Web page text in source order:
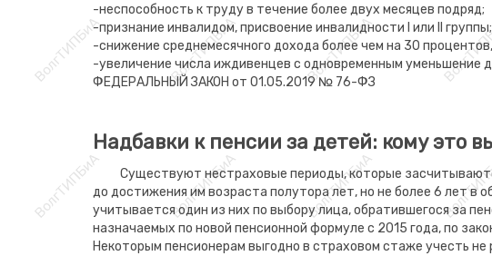
-неспособность к труду в течение более двух месяцев подряд;
-признание инвалидом, присвоение инвалидности I или II группы;
-снижение среднемесячного дохода более чем на 30
-увеличение числа иждивенцев с одновременным уменьшение
ФЕДЕРАЛЬНЫЙ ЗАКОН от 01.05.2019 № 76-ФЗ
Надбавки к пенсии за детей: кому это
Существуют нестраховые периоды, которые
до достижения им возраста полутора лет, но не более 6 лет в
учитывается один из них по выбору лица, обратившегося за
назначаемых по новой пенсионной формуле с 2015 года, по
Некоторым пенсионерам выгодно в страховом стаже учесть